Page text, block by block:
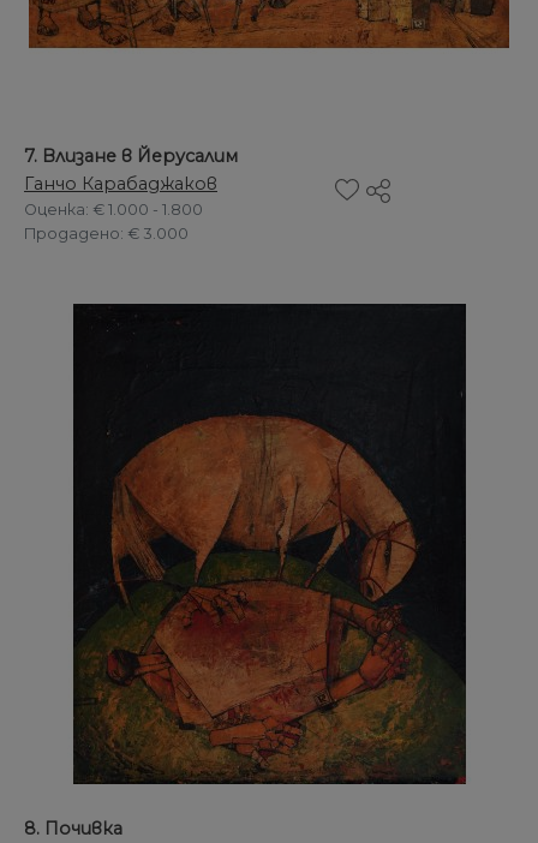
7. Влизане в Йерусалим
Ганчо Карабаджаков
Оценка: € 1.000 - 1.800
Продадено: € 3.000
8. Почивка